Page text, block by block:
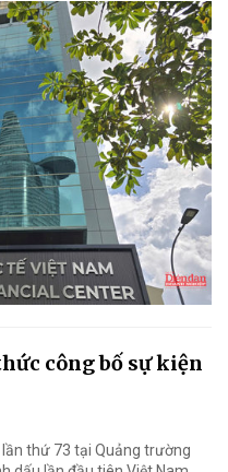
công bố sự kiện
thứ 73 tại Quảng trường